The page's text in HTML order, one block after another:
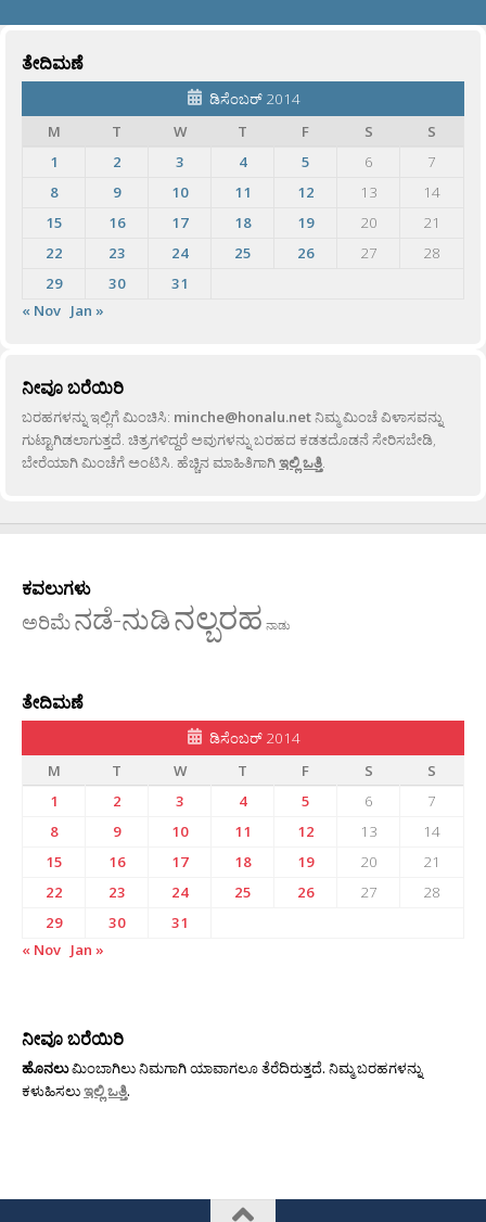
ತೇದಿಮಣೆ
ಡಿಸೆಂಬರ್ 2014
M
T W T F S
S
1
2 3 4 5 6
7
8
9 10 11 12 13
14
15
16 17 18 19 20
21
22
23 24 25 26 27
28
29
30
31
« Nov Jan »
ನೀವೂ ಬರೆಯಿರಿ
ಬರಹಗಳನ್ನು ಇಲ್ಲಿಗೆ ಮಿಂಚಿಸಿ: minche@honalu.netನಿಮ್ಮ ಮಿಂಚೆ ವಿಳಾಸವನ್ನು
ಗುಟ್ಟಾಗಿಡಲಾಗುತ್ತದೆ. ಚಿತ್ರಗಳಿದ್ದರೆ ಅವುಗಳನ್ನು ಬರಹದ ಕಡತದೊಡನೆ ಸೇರಿಸಬೇಡಿ,
ಬೇರೆಯಾಗಿ ಮಿಂಚೆಗೆ ಅಂಟಿಸಿ. ಹೆಚ್ಚಿನ ಮಾಹಿತಿಗಾಗಿಇಲ್ಲಿ ಒತ್ತಿ.
ಕವಲುಗಳು
ಅರಿಮೆನಡೆ-ನುಡಿನಲ್ಬರಹ ನಾಡು
ತೇದಿಮಣೆ
ಡಿಸೆಂಬರ್ 2014
M
T W T F S
S
1
2 3 4 5 6
7
8
9 10 11 12 13
14
15
16 17 18 19 20
21
22
23 24 25 26 27
28
29
30
31
« Nov Jan »
ನೀವೂ ಬರೆಯಿರಿ
ಹೊನಲುಮಿಂಬಾಗಿಲು ನಿಮಗಾಗಿ ಯಾವಾಗಲೂ ತೆರೆದಿರುತ್ತದೆ. ನಿಮ್ಮ ಬರಹಗಳನ್ನು
ಕಳುಹಿಸಲುಇಲ್ಲಿ ಒತ್ತಿ.